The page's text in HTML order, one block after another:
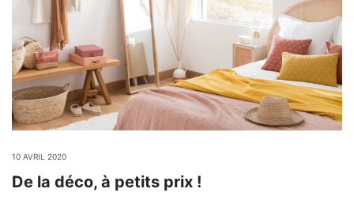
10 AVRIL 2020
De la déco, à petits prix !